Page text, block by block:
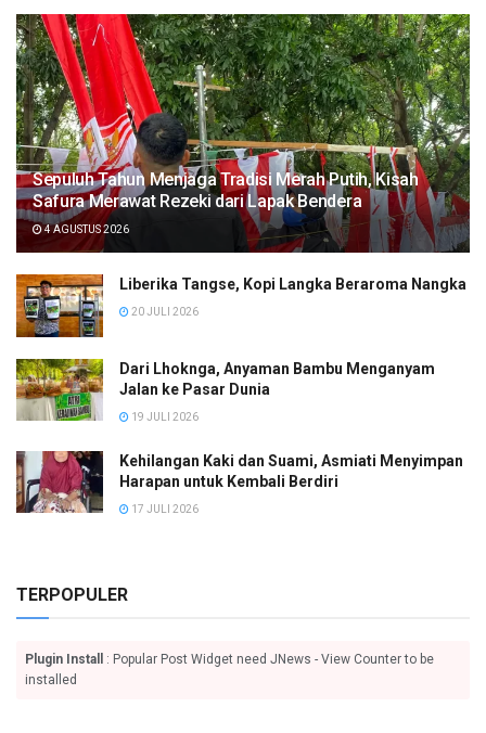
Sepuluh Tahun Menjaga Tradisi Merah Putih, Kisah
Safura Merawat Rezeki dari Lapak Bendera
4 AGUSTUS 2026
Liberika Tangse, Kopi Langka Beraroma Nangka
20 JULI 2026
Dari Lhoknga, Anyaman Bambu Menganyam
Jalan ke Pasar Dunia
19 JULI 2026
Kehilangan Kaki dan Suami, Asmiati Menyimpan
Harapan untuk Kembali Berdiri
17 JULI 2026
TERPOPULER
Plugin Install
: Popular Post Widget need JNews - View Counter to be
installed